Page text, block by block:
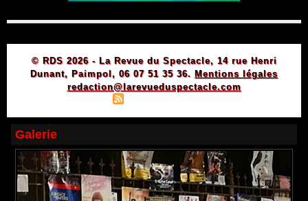
© RDS 2026 - La Revue du Spectacle, 14 rue Henri
Dunant, Paimpol, 06 07 51 35 36. Mentions légales
redaction@larevueduspectacle.com
Galerie